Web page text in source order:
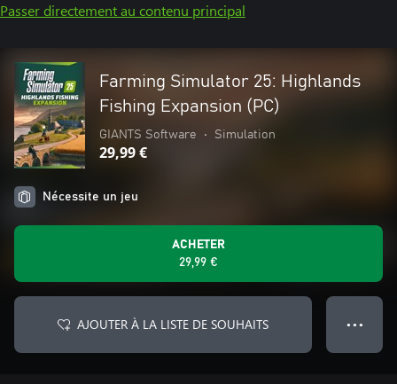
Passer directement au contenu principal
Farming Simulator 25: Highlands
Fishing Expansion (PC)
GIANTS Software • Simulation
29,99 €
Nécessite un jeu
ACHETER
29,99 €
AJOUTER À LA LISTE DE SOUHAITS ● ● ●